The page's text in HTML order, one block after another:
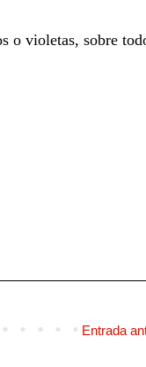
o violetas, sobre
Entrada